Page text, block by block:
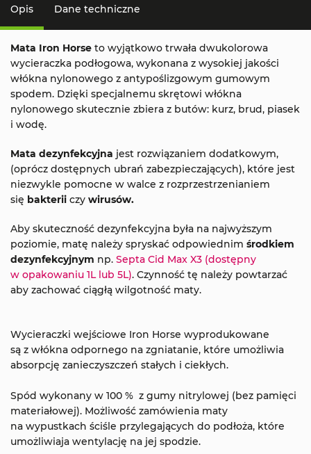
Opis Dane techniczne
Mata Iron Horse to wyjątkowo trwała dwukolorowa
wycieraczka podłogowa, wykonana z wysokiej jakości
włókna nylonowego z antypoślizgowym gumowym
spodem. Dzięki specjalnemu skrętowi włókna
nylonowego skutecznie zbiera z butów: kurz, brud, piasek
i wodę.
Mata dezynfekcyjna jest rozwiązaniem dodatkowym,
(oprócz dostępnych ubrań zabezpieczających), które jest
niezwykle pomocne w walce z rozprzestrzenianiem
się bakterii czy wirusów.
Aby skuteczność dezynfekcyjna była na najwyższym
poziomie, matę należy spryskać odpowiednim środkiem
dezynfekcyjnym np. Septa Cid Max X3 (dostępny
w opakowaniu 1L lub 5L). Czynność tę należy powtarzać
aby zachować ciągłą wilgotność maty.
Wycieraczki wejściowe Iron Horse wyprodukowane
są z włókna odpornego na zgniatanie, które umożliwia
absorpcję zanieczyszczeń stałych i ciekłych.
Spód wykonany w 100 % z gumy nitrylowej (bez pamięci
materiałowej). Możliwość zamówienia maty
na wypustkach ściśle przylegających do podłoża, które
umożliwiaja wentylację na jej spodzie.